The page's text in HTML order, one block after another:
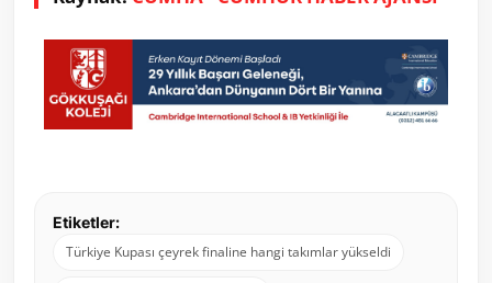
Etiketler:
Türkiye Kupası çeyrek finaline hangi takımlar yükseldi